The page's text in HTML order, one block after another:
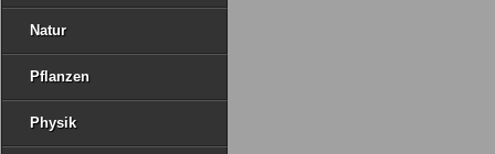
Natur
Pflanzen
Physik